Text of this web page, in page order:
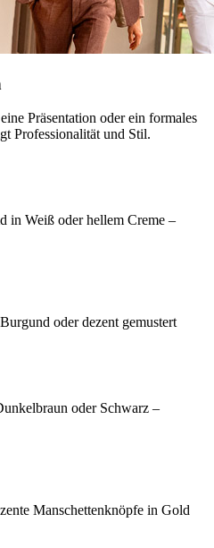
Präsentation oder ein formales
Professionalität und Stil.
in Weiß oder hellem Creme –
oder dezent gemustert
oder Schwarz –
Manschettenknöpfe in Gold